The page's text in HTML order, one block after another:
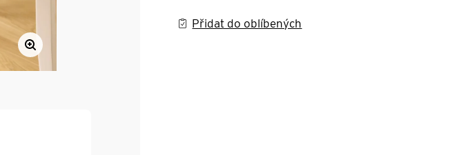
Přidat do oblíbených